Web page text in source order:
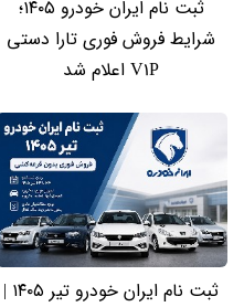
ثبت نام ایران خودرو ۱۴۰۵؛
شرایط فروش فوری تارا دستی
V1P اعلام شد
ثبت نام ایران خودرو تیر ۱۴۰۵ |